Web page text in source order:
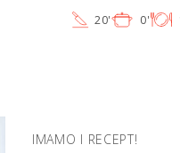
20' 0'
IMAMO I RECEPT!